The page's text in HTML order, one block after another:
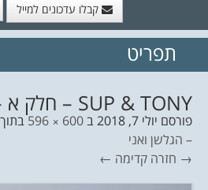
קבלו עדכונים למייל
// הצטרף לרשימת
תפריט
SUP & TONY – חלק א – הגלשן ואני 5
פורסם יולי 7, 2018 ב600 × 596 בתוך
– הגלשן ואני
→ חזרה קדימה ←